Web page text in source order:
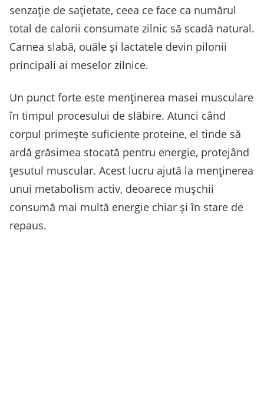
senzație de sațietate, ceea ce face ca numărul
total de calorii consumate zilnic să scadă natural.
Carnea slabă, ouăle și lactatele devin pilonii
principali ai meselor zilnice.
Un punct forte este menținerea masei musculare
în timpul procesului de slăbire. Atunci când
corpul primește suficiente proteine, el tinde să
ardă grăsimea stocată pentru energie, protejând
țesutul muscular. Acest lucru ajută la menținerea
unui metabolism activ, deoarece mușchii
consumă mai multă energie chiar și în stare de
repaus.